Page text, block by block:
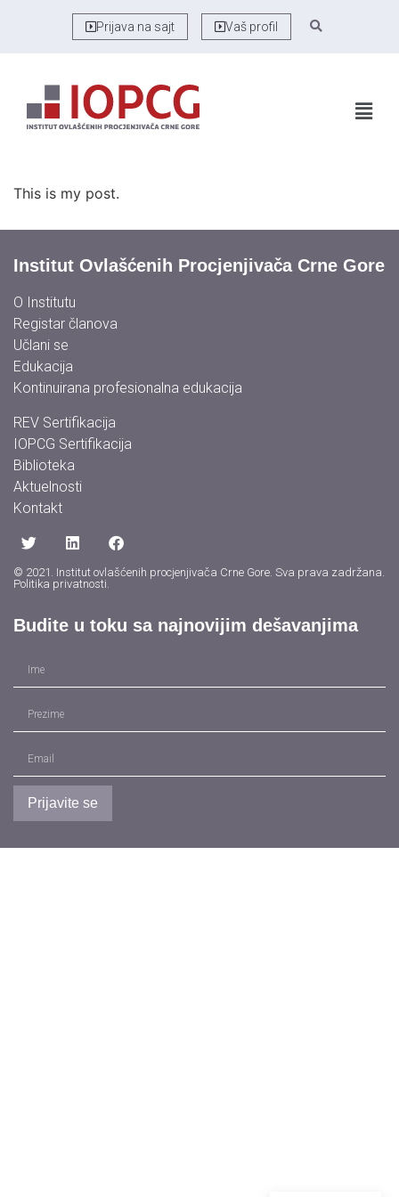
Prijava na sajt Vaš profil
This is my post.
Institut Ovlašćenih Procjenjivača Crne Gore
O Institutu
Registar članova
Učlani se
Edukacija
Kontinuirana profesionalna edukacija
REV Sertifikacija
IOPCG Sertifikacija
Biblioteka
Aktuelnosti
Kontakt
© 2021. Institut ovlašćenih procjenjivača Crne Gore. Sva prava zadržana.
Politika privatnosti.
Budite u toku sa najnovijim dešavanjima
Prijavite se